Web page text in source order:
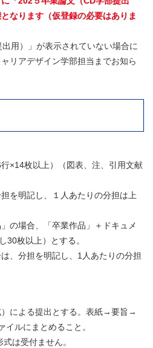
なります（仮登録の必要はありま
出用）」が表示されていない場合に
リアデザイン学部担当までお知ら
×14枚以上）（図表、注、引用文献
を明記し、１人あたりの分担は上
の場合、「卒業作品」＋ドキュメ
30枚以上）とする。
、分担を明記し、1人あたりの分担
による提出とする。表紙→要旨→
ルにまとめること。
受付ません。